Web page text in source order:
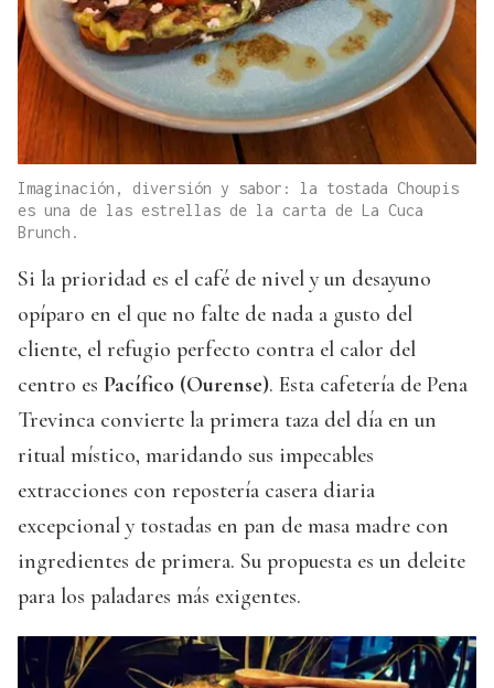
Imaginación, diversión y sabor: la tostada Choupis
es una de las estrellas de la carta de La Cuca
Brunch.
Si la prioridad es el café de nivel y un desayuno
opíparo en el que no falte de nada a gusto del
cliente, el refugio perfecto contra el calor del
centro es Pacífico (Ourense). Esta cafetería de Pena
Trevinca convierte la primera taza del día en un
ritual místico, maridando sus impecables
extracciones con repostería casera diaria
excepcional y tostadas en pan de masa madre con
ingredientes de primera. Su propuesta es un deleite
para los paladares más exigentes.